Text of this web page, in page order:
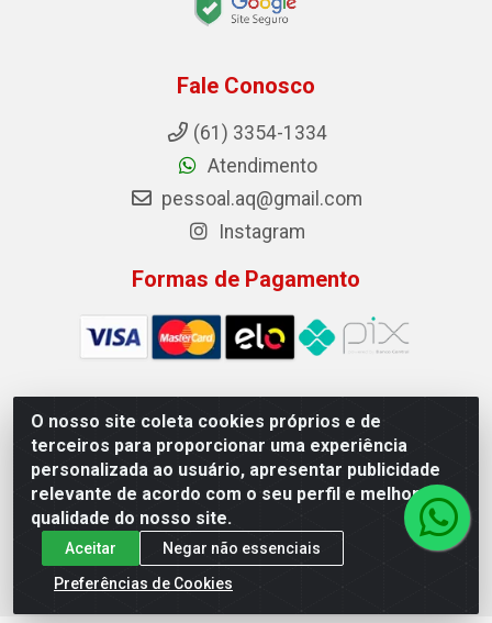
O nosso site coleta cookies próprios e de
terceiros para proporcionar uma experiência
personalizada ao usuário, apresentar publicidade
relevante de acordo com o seu perfil e melhorar a
qualidade do nosso site.
Aceitar
Negar não essenciais
Preferências de Cookies
Fale Conosco
(61) 3354-1334
Atendimento
pessoal.aq@gmail.com
Instagram
Formas de Pagamento
Auto Qualidade Comercio de Pecas LTDA - Quadra Qi 23, S/N,
Lote 05/06 - Taguatinga, Brasília/DF - CEP 72.135-230 - CNPJ
72.617.459/0001-40